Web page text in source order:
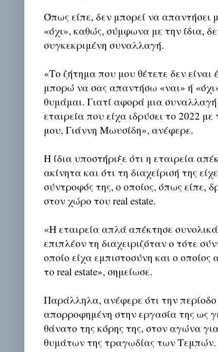
Όπως είπε, δεν μπορεί να απαντήσει
«όχι», καθώς, σύμφωνα με την ίδια,
συγκεκριμένη συναλλαγή.
«Το ζήτημα που μου θέτετε δεν είναι
μπορώ να σας απαντήσω «ναι» ή
θυμάμαι. Γιατί αφορά μια συναλλαγή
εταιρεία που είχα ιδρύσει το 2022
μου, Γιάννη Μωυσίδη», ανέφερε.
Η ίδια υποστήριξε ότι η εταιρεία
ακίνητα και ότι τη διαχείρισή της
σύντροφός της, ο οποίος, όπως είπε,
στον χώρο του real estate.
«Η εταιρεία απλά απέκτησε
επιπλέον τη διαχειριζόταν ο τότε
οποίο είχα εμπιστοσύνη και ο οποίος
το real estate», σημείωσε.
Παράλληλα, ανέφερε ότι την περίοδο
απορροφημένη στην εργασία της ως
θάνατο της κόρης της, στον αγώνα
θυμάτων της τραγωδίας των Τεμπών.